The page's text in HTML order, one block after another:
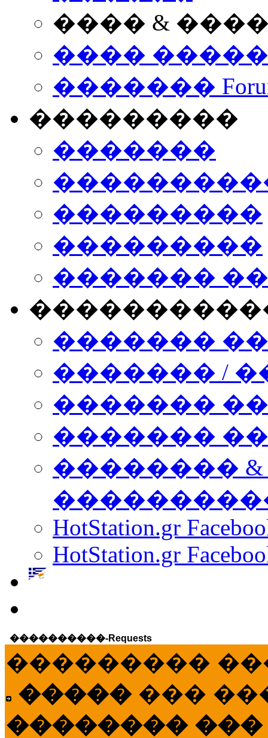
���� &
����
�������
���������
�������
���������
���������
�������
�������
������� /
�������
������� ���
��������
HotStation.gr
HotStation.gr
����������-Requests
���������
����� ���
��������